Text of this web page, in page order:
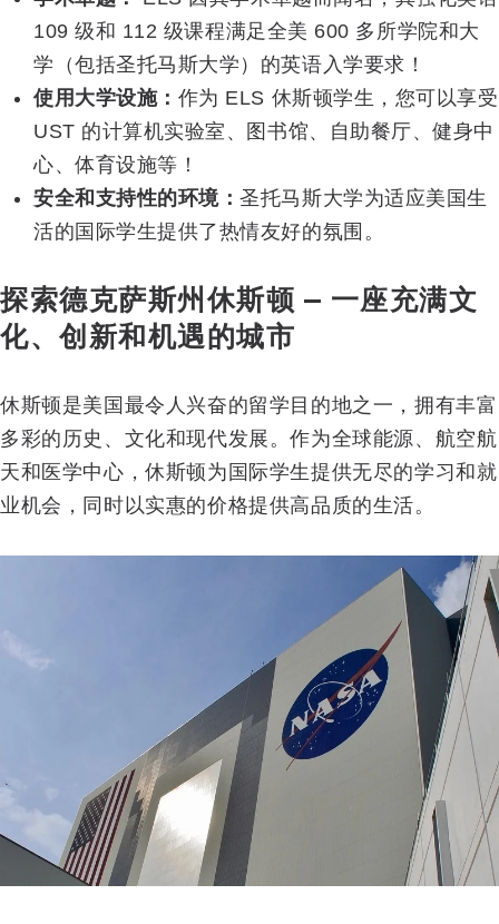
109 级和 112 级课程满足全美 600 多所学院和大
学（包括圣托马斯大学）的英语入学要求！
使用大学设施： 作为 ELS 休斯顿学生，您可以享受
UST 的计算机实验室、图书馆、自助餐厅、健身中
心、体育设施等！
安全和支持性的环境：圣托马斯大学为适应美国生
活的国际学生提供了热情友好的氛围。
探索德克萨斯州休斯顿 — 一座充满文
化、创新和机遇的城市
休斯顿是美国最令人兴奋的留学目的地之一，拥有丰富
多彩的历史、文化和现代发展。作为全球能源、航空航
天和医学中心，休斯顿为国际学生提供无尽的学习和就
业机会，同时以实惠的价格提供高品质的生活。